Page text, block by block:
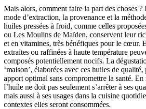
Mais alors, comment faire la part des choses ?
mode d’extraction, la provenance et la
huiles pressées à froid, comme celles
ou Les Moulins de Maïden, conservent leur
et en vitamines, très bénéfiques pour le cœur.
extraites ou raffinées à haute température
composés potentiellement nocifs. La
‘maison’, élaborées avec ces huiles de qualité,
apport optimal sans compromettre la santé.
l’huile ne doit pas seulement s’arrêter à ses
mais aussi à ses usages dans la cuisine
contextes elles seront consommées.